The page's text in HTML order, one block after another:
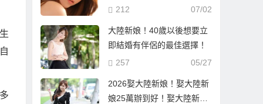
07/02
212
大陸新娘！40歲以後想要立
即結婚有伴侶的最佳選擇！
05/27
257
2026娶大陸新娘！娶大陸新
娘25萬辦到好！娶大陸新娘